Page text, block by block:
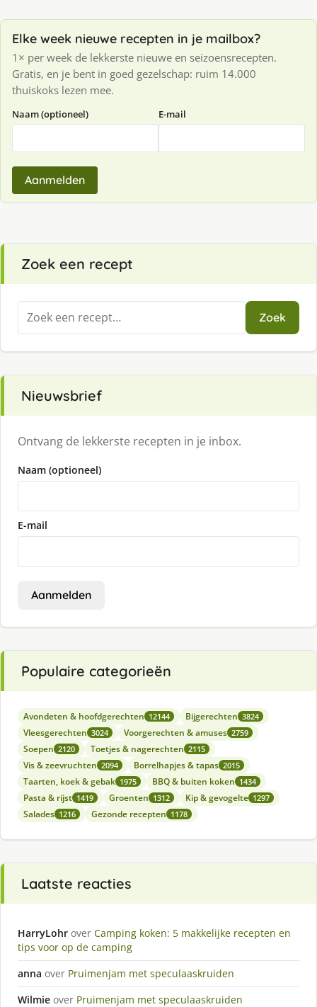
Elke week nieuwe recepten in je mailbox?
1× per week de lekkerste nieuwe en seizoensrecepten.
Gratis, en je bent in goed gezelschap: ruim 14.000
thuiskoks lezen mee.
Naam (optioneel) E-mail
Aanmelden
Zoek een recept
Zoeken
naar:
Zoek
Nieuwsbrief
Ontvang de lekkerste recepten in je inbox.
Naam (optioneel)
E-mail
Aanmelden
Populaire categorieën
Avondeten & hoofdgerechten 12144 Bijgerechten 3824
Vleesgerechten 3024 Voorgerechten & amuses 2759
Soepen 2120 Toetjes & nagerechten 2115
Vis & zeevruchten 2094 Borrelhapjes & tapas 2015
Taarten, koek & gebak 1975 BBQ & buiten koken 1434
Pasta & rijst 1419 Groenten 1312 Kip & gevogelte 1297
Salades 1216 Gezonde recepten 1178
Laatste reacties
HarryLohr over Camping koken: 5 makkelijke recepten en
tips voor op de camping
anna over Pruimenjam met speculaaskruiden
Wilmie over Pruimenjam met speculaaskruiden